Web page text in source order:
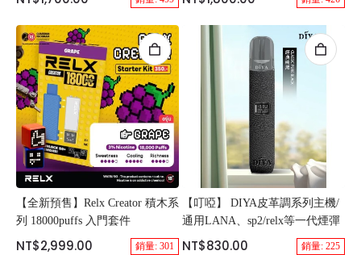
【全新預售】Relx Creator 積木系
列 18000puffs 入門套件
NT$2,999.00 銷量: 301
【叮啞】 DIYA皮革調系列主機/
通用LANA、sp2/relx等一代煙彈
NT$830.00 銷量: 225